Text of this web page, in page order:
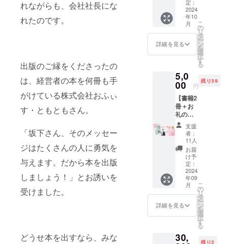
れながらも、会社社長にな
れたのです。
出版のご縁をくださったの
は、経営者の本を何冊も手
がけている株式会社おふぃ
す・ともともさん。
「坂下さん、そのメッセー
ジはたくさんの人に勇気を
与えます。だから本を出版
しましょう！」とお誘いを
受けました。
どうせ本を出すなら、みな
グには
コタン
のロゴ
が入っ
てお
り、カ
す。 メ
リット
・特別
な書
籍：坂
下賀英
子の書
籍1冊を
お手元
に届け
ます。
・便利
なエコ
バッ
グ：A4
サイズ
で日常
エコ
が厳選
した魚
の昆布
締めギ
フト
セット
（5種）
賀英子
の書籍1
冊が
セット
になっ
たリ
ターン
です。
新鮮な
魚を昆
布で締
めた美
味しい
詰め合
わせを
お楽し
みいた
容 ・書
定：
2024
年10
月
詳細を見る
こ
の
リ
タ
ー
ン
を
選
択
す
る
5,0
00 円
残り39
【書籍2
冊＋お
礼の
メッ
セー
ジ】 ・
概要 出
版する
書籍2冊
を郵送
し、お
礼の
メッ
セージ
をメー
ルにて
いたし
支援
者：
11人
お届
け予
定：
2024
年09
月
詳細を見る
こ
の
リ
タ
ー
ン
を
選
択
す
る
30, 残り2